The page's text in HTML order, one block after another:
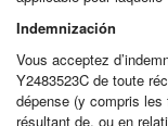
Indemnización
Vous acceptez
Y2483523C de toute
dépense (y compris les
résultant de, ou en